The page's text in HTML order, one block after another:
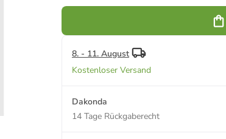
8. - 11. August
Kostenloser Versand
Dakonda
14 Tage Rückgaberecht